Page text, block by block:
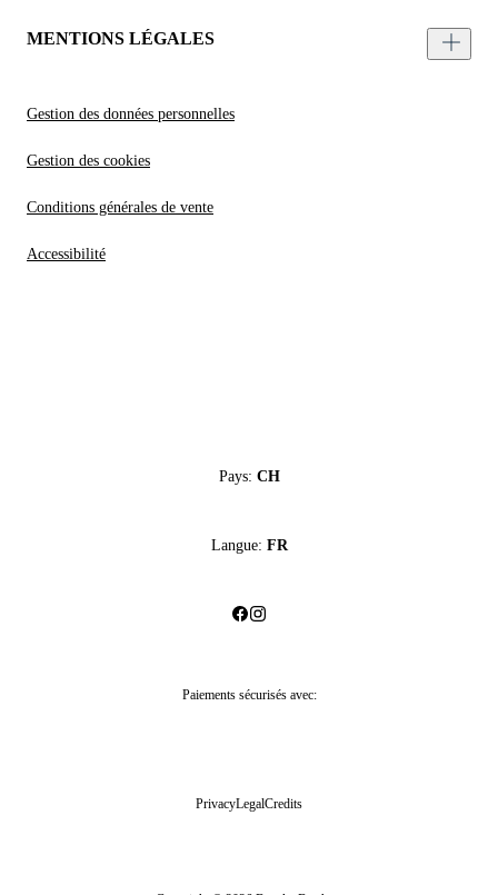
MENTIONS LÉGALES
Gestion des données personnelles
Gestion des cookies
Conditions générales de vente
Accessibilité
Pays: CH
Langue: FR
Paiements sécurisés avec:
PrivacyLegalCredits